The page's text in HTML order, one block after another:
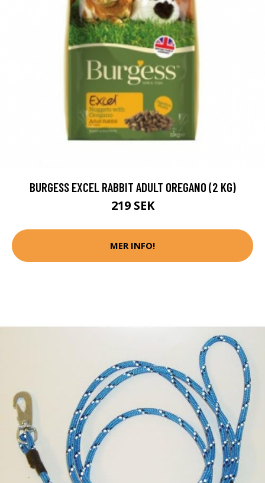
BURGESS EXCEL RABBIT ADULT OREGANO (2 KG)
219 SEK
MER INFO!